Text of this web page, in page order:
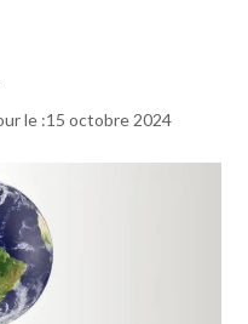
15 octobre 2024